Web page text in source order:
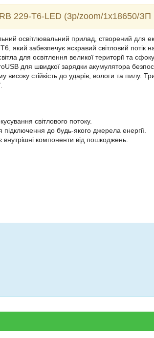
229-T6-LED (3р/zoom/1х18650/ЗП
освітлювальний прилад, створений для
який забезпечує яскравий світловий потік
для освітлення великої території та
для швидкої зарядки акумулятора
стійкість до ударів, вологи та пилу.
світлового потоку.
до будь-якого джерела енергії.
компоненти від пошкоджень.